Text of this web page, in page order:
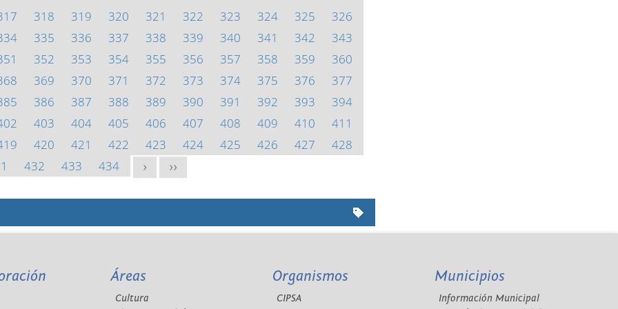
318 319 320 321 322 323 324 325
326
335 336 337 338 339 340 341 342
343
352 353 354 355 356 357 358 359
360
369 370 371 372 373 374 375 376
377
386 387 388 389 390 391 392 393
394
403 404 405 406 407 408 409 410
411
420 421 422 423 424 425 426 427
428
432 433 434 > >>
Áreas
Cultura
Organismos
CIPSA
Municipios
Información Municipal